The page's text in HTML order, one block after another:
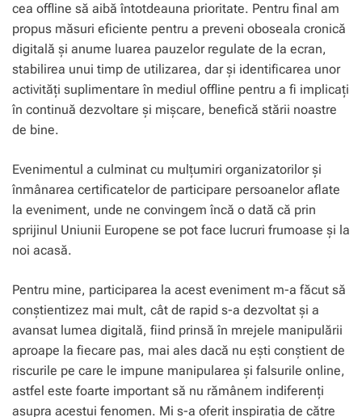
cea offline să aibă întotdeauna prioritate. Pentru final am
propus măsuri eficiente pentru a preveni oboseala cronică
digitală și anume luarea pauzelor regulate de la ecran,
stabilirea unui timp de utilizarea, dar și identificarea unor
activități suplimentare în mediul offline pentru a fi implicați
în continuă dezvoltare și mișcare, benefică stării noastre
de bine.
Evenimentul a culminat cu mulțumiri organizatorilor și
înmânarea certificatelor de participare persoanelor aflate
la eveniment, unde ne convingem încă o dată că prin
sprijinul Uniunii Europene se pot face lucruri frumoase și la
noi acasă.
Pentru mine, participarea la acest eveniment m-a făcut să
conștientizez mai mult, cât de rapid s-a dezvoltat și a
avansat lumea digitală, fiind prinsă în mrejele manipulării
aproape la fiecare pas, mai ales dacă nu ești conștient de
riscurile pe care le impune manipularea și falsurile online,
astfel este foarte important să nu rămânem indiferenți
asupra acestui fenomen. Mi s-a oferit inspirația de către